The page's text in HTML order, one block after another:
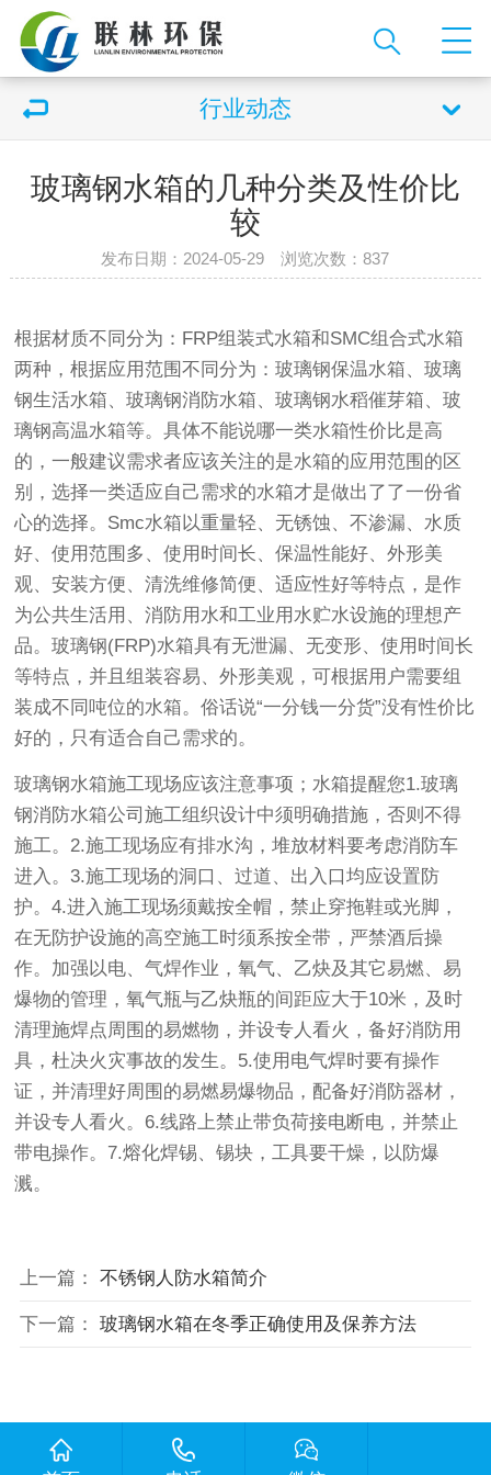
行业动态
玻璃钢水箱的几种分类及性价比
较
发布日期：2024-05-29 浏览次数：837
根据材质不同分为：FRP组装式水箱和SMC组合式水箱
两种，根据应用范围不同分为：玻璃钢保温水箱、玻璃
钢生活水箱、玻璃钢消防水箱、玻璃钢水稻催芽箱、玻
璃钢高温水箱等。具体不能说哪一类水箱性价比是高
的，一般建议需求者应该关注的是水箱的应用范围的区
别，选择一类适应自己需求的水箱才是做出了了一份省
心的选择。Smc水箱以重量轻、无锈蚀、不渗漏、水质
好、使用范围多、使用时间长、保温性能好、外形美
观、安装方便、清洗维修简便、适应性好等特点，是作
为公共生活用、消防用水和工业用水贮水设施的理想产
品。玻璃钢(FRP)水箱具有无泄漏、无变形、使用时间长
等特点，并且组装容易、外形美观，可根据用户需要组
装成不同吨位的水箱。俗话说“一分钱一分货”没有性价比
好的，只有适合自己需求的。
玻璃钢水箱施工现场应该注意事项；水箱提醒您1.玻璃
钢消防水箱公司施工组织设计中须明确措施，否则不得
施工。2.施工现场应有排水沟，堆放材料要考虑消防车
进入。3.施工现场的洞口、过道、出入口均应设置防
护。4.进入施工现场须戴按全帽，禁止穿拖鞋或光脚，
在无防护设施的高空施工时须系按全带，严禁酒后操
作。加强以电、气焊作业，氧气、乙炔及其它易燃、易
爆物的管理，氧气瓶与乙炔瓶的间距应大于10米，及时
清理施焊点周围的易燃物，并设专人看火，备好消防用
具，杜决火灾事故的发生。5.使用电气焊时要有操作
证，并清理好周围的易燃易爆物品，配备好消防器材，
并设专人看火。6.线路上禁止带负荷接电断电，并禁止
带电操作。7.熔化焊锡、锡块，工具要干燥，以防爆
溅。
上一篇： 不锈钢人防水箱简介
下一篇： 玻璃钢水箱在冬季正确使用及保养方法